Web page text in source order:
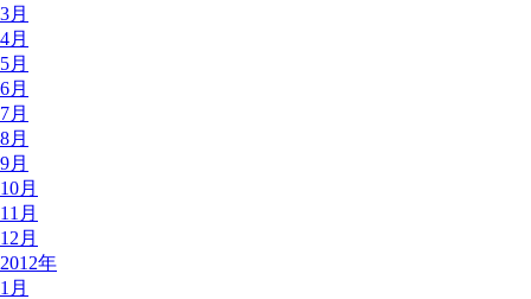
3月
4月
5月
6月
7月
8月
9月
10月
11月
12月
2012年
1月